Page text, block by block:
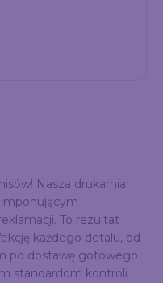
Nasza drukarnia
To rezultat
każdego detalu, od
po dostawę gotowego
standardom kontroli